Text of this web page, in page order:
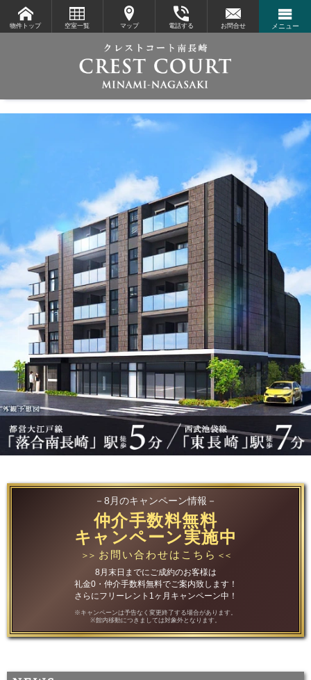
物件トップ 空室一覧 マップ 電話する お問合せ メニュー
－8月のキャンペーン情報－
仲介手数料無料
キャンペーン実施中
＞＞ お問い合わせはこちら ＜＜
8月末日までにご成約のお客様は
礼金0・仲介手数料無料でご案内致します！
さらにフリーレント1ヶ月キャンペーン中！
※キャンペーンは予告なく変更終了する場合があります。
※館内移動につきましては対象外となります。